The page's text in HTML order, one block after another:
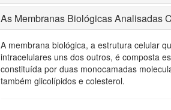
As Membranas Biológicas Analisadas
A membrana biológica, a estrutura celular
intracelulares uns dos outros, é composta
constituída por duas monocamadas
também glicolípidos e colesterol.